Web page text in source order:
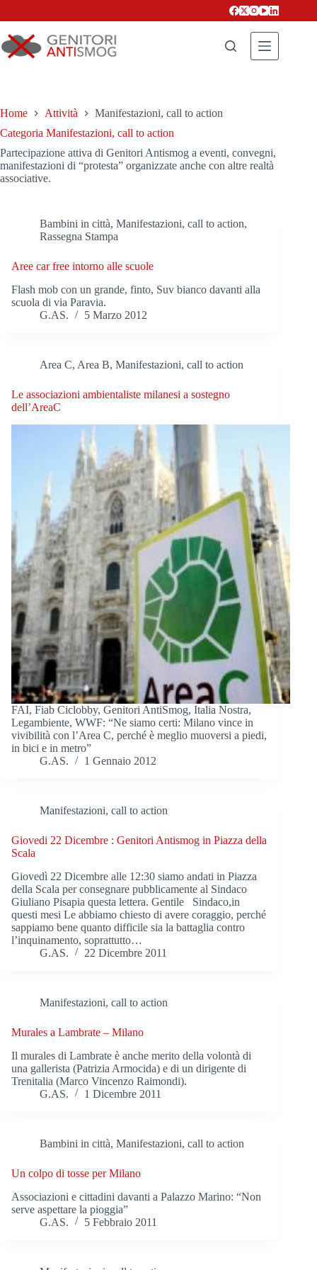
Home Attività
Manifestazioni, call to action
Categoria Manifestazioni, call to action
Partecipazione attiva di Genitori Antismog a eventi, convegni,
manifestazioni di “protesta” organizzate anche con altre realtà
associative.
Bambini in città, Manifestazioni, call to action,
Rassegna Stampa
Aree car free intorno alle scuole
Flash mob con un grande, finto, Suv bianco davanti alla
scuola di via Paravia.
G.AS.
5 Marzo 2012
Area C, Area B, Manifestazioni, call to action
Le associazioni ambientaliste milanesi a sostegno
dell’AreaC
FAI, Fiab Ciclobby, Genitori AntiSmog, Italia Nostra,
Legambiente, WWF: “Ne siamo certi: Milano vince in
vivibilità con l’Area C, perché è meglio muoversi a piedi,
in bici e in metro”
G.AS.
1 Gennaio 2012
Manifestazioni, call to action
Giovedi 22 Dicembre : Genitori Antismog in Piazza della
Scala
Giovedì 22 Dicembre alle 12:30 siamo andati in Piazza
della Scala per consegnare pubblicamente al Sindaco
Giuliano Pisapia questa lettera. Gentile Sindaco,in
questi mesi Le abbiamo chiesto di avere coraggio, perché
sappiamo bene quanto difficile sia la battaglia contro
l’inquinamento, soprattutto…
G.AS.
22 Dicembre 2011
Manifestazioni, call to action
Murales a Lambrate – Milano
Il murales di Lambrate è anche merito della volontà di
una gallerista (Patrizia Armocida) e di un dirigente di
Trenitalia (Marco Vincenzo Raimondi).
G.AS.
1 Dicembre 2011
Bambini in città, Manifestazioni, call to action
Un colpo di tosse per Milano
Associazioni e cittadini davanti a Palazzo Marino: “Non
serve aspettare la pioggia”
G.AS.
5 Febbraio 2011